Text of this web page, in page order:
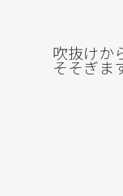
吹抜けか
そそぎま